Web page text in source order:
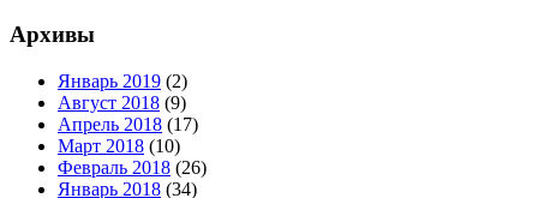
Архивы
Январь 2019 (2)
Август 2018 (9)
Апрель 2018 (17)
Март 2018 (10)
Февраль 2018 (26)
Январь 2018 (34)